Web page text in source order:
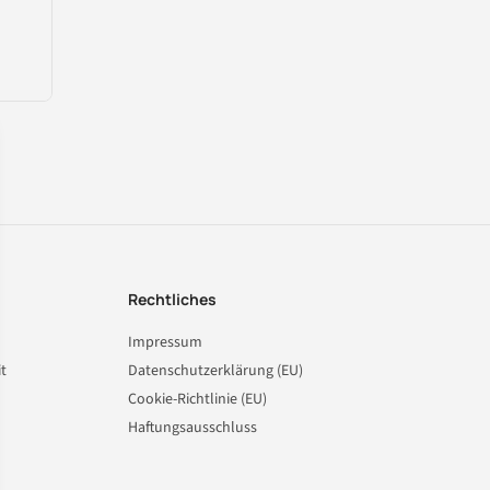
Rechtliches
Impressum
Datenschutzerklärung (EU)
Cookie-Richtlinie (EU)
Haftungsausschluss